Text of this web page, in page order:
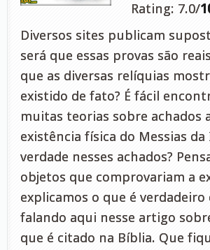
Rating: 7.0/
Diversos sites publicam
será que essas provas são
que as diversas relíquias
existido de fato? É fácil
muitas teorias sobre achados
existência física do Messias
verdade nesses achados?
objetos que comprovariam a
explicamos o que é
falando aqui nesse artigo
que é citado na Bíblia. Que